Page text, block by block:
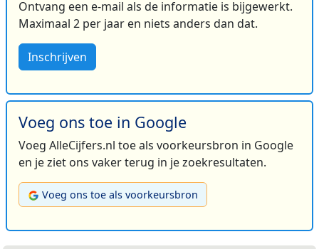
Ontvang een e-mail als de informatie is bijgewerkt.
Maximaal 2 per jaar en niets anders dan dat.
Inschrijven
Voeg ons toe in Google
Voeg AlleCijfers.nl toe als voorkeursbron in Google
en je ziet ons vaker terug in je zoekresultaten.
Voeg ons toe als voorkeursbron